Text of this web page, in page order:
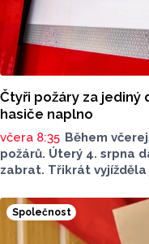
Čtyři požáry za jediný
hasiče naplno
včera 8:35 Během
požárů. Úterý 4. srpna
zabrat. Třikrát
události se naštěstí
Společnost